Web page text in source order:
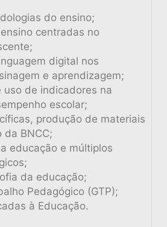
do ensino;
centradas no
digital nos
e aprendizagem;
uso de indicadores na
escolar;
produção de materiais
da BNCC;
educação e múltiplos
da educação;
Pedagógico (GTP);
à Educação.